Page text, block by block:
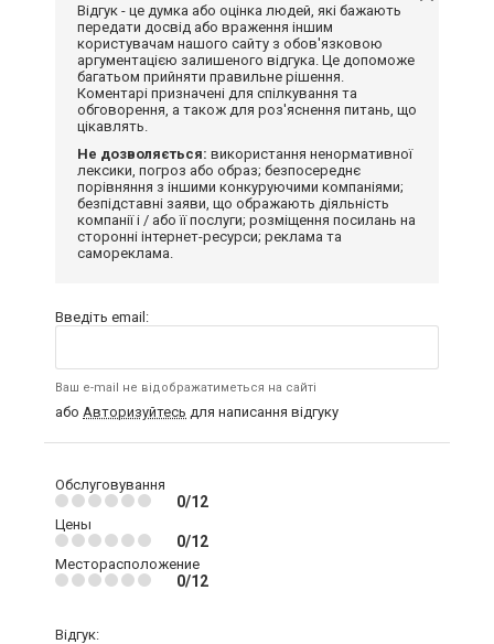
Відгук - це думка або оцінка людей, які бажають
передати досвід або враження іншим
користувачам нашого сайту з обов'язковою
аргументацією залишеного відгука. Це допоможе
багатьом прийняти правильне рішення.
Коментарі призначені для спілкування та
обговорення, а також для роз'яснення питань, що
цікавлять.
Не дозволяється: використання ненормативної
лексики, погроз або образ; безпосереднє
порівняння з іншими конкуруючими компаніями;
безпідставні заяви, що ображають діяльність
компанії і / або її послуги; розміщення посилань на
сторонні інтернет-ресурси; реклама та
самореклама.
Введіть email:
Ваш e-mail не відображатиметься на сайті
або Авторизуйтесь для написання відгуку
Обслуговування
0/12
Цены
0/12
Месторасположение
0/12
Відгук: